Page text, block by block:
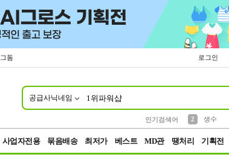
돔 로그인
공급사닉네임
인기검색어
2
생수
사업자전용 묶음배송 최저가 베스트 MD관 땡처리 기획전